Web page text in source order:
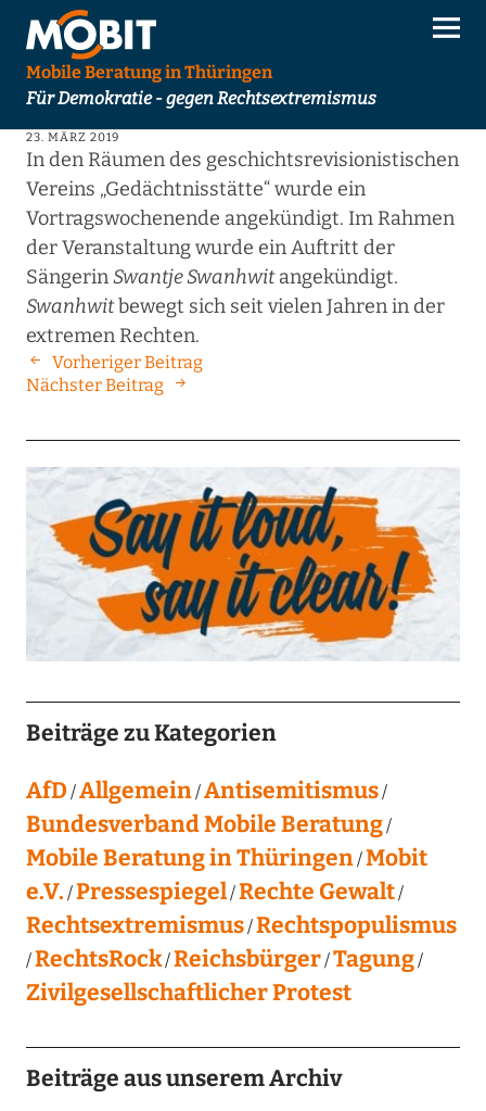
Mobile Beratung in Thüringen
Für Demokratie - gegen Rechtsextremismus
23. MÄRZ 2019
In den Räumen des geschichtsrevisionistischen
Vereins „Gedächtnisstätte“ wurde ein
Vortragswochenende angekündigt. Im Rahmen
der Veranstaltung wurde ein Auftritt der
SängerinSwantje Swanhwitangekündigt.
Swanhwitbewegt sich seit vielen Jahren in der
extremen Rechten.
Vorheriger Beitrag
Nächster Beitrag
Beiträge zu Kategorien
AfD Allgemein Antisemitismus
Bundesverband Mobile Beratung
Mobile Beratung in Thüringen Mobit
e.V. Pressespiegel Rechte Gewalt
Rechtsextremismus Rechtspopulismus
RechtsRock Reichsbürger Tagung
Zivilgesellschaftlicher Protest
Beiträge aus unserem Archiv